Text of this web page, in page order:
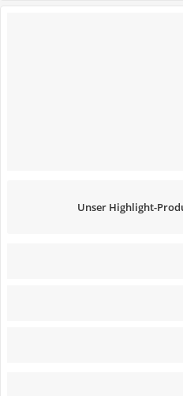
Unser Highlight-